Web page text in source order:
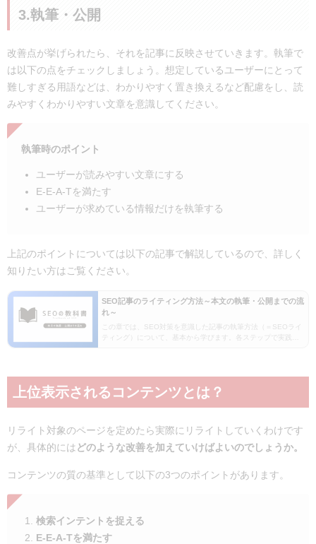
3.執筆・公開
改善点が挙げられたら、それを記事に反映させていきます。執筆で
は以下の点をチェックしましょう。想定しているユーザーにとって
難しすぎる用語などは、わかりやすく置き換えるなど配慮をし、読
みやすくわかりやすい文章を意識してください。
執筆時のポイント
ユーザーが読みやすい文章にする
E-E-A-Tを満たす
ユーザーが求めている情報だけを執筆する
上記のポイントについては以下の記事で解説しているので、詳しく
知りたい方はご覧ください。
SEO記事のライティング方法～本文の執筆・公開までの流
れ～
この章では、SEO対策を意識した記事の執筆方法（＝SEOライ
ティング）について、基本から学びます。各ステップで実践的
上位表示されるコンテンツとは？
リライト対象のページを定めたら実際にリライトしていくわけです
が、具体的には どのような改善を加えていけばよいのでしょうか。
コンテンツの質の基準として以下の3つのポイントがあります。
検索インテントを捉える
E-E-A-Tを満たす